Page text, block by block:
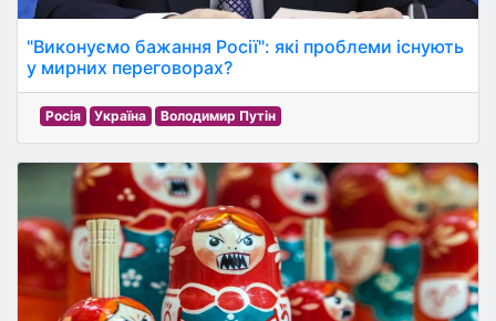
"Виконуємо бажання Росії": які проблеми існують
у мирних переговорах?
Росія Україна Володимир Путін